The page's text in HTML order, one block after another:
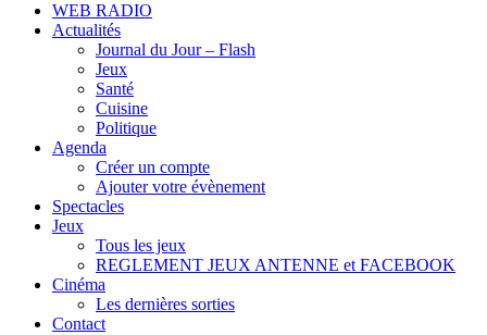
WEB RADIO
Actualités
Journal du Jour – Flash
Jeux
Santé
Cuisine
Politique
Agenda
Créer un compte
Ajouter votre évènement
Spectacles
Jeux
Tous les jeux
REGLEMENT JEUX ANTENNE et FACEBOOK
Cinéma
Les dernières sorties
Contact